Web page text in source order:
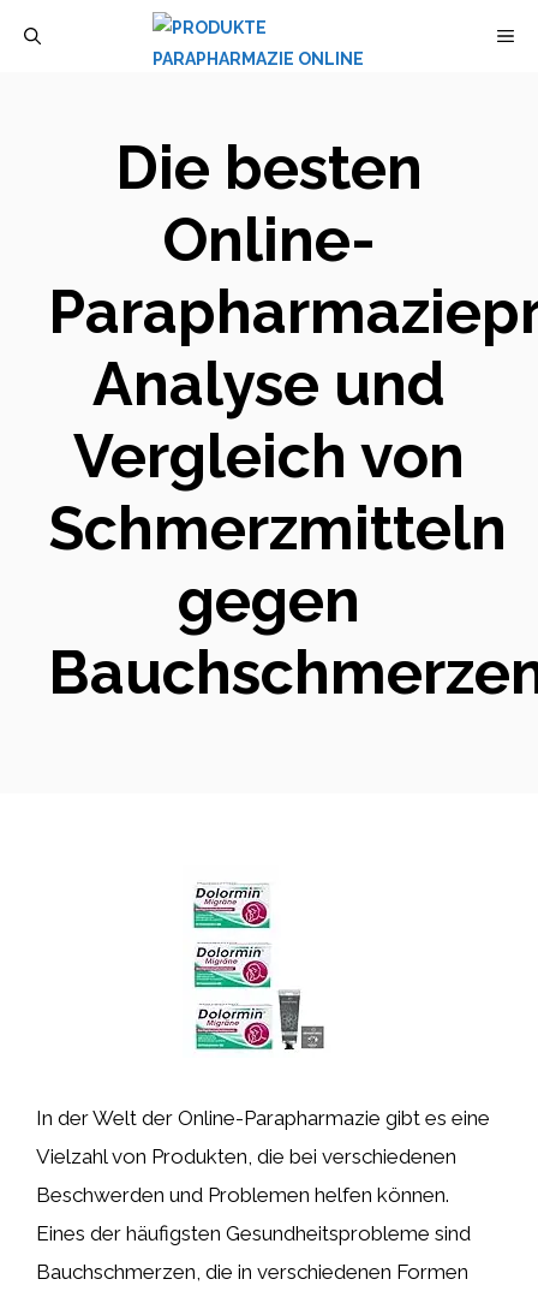
Die besten
Online-
Analyse und
Vergleich von
Schmerzmitteln
gegen
In der Welt der Online-Parapharmazie gibt es eine
Vielzahl von Produkten, die bei verschiedenen
Beschwerden und Problemen helfen können.
Eines der häufigsten Gesundheitsprobleme sind
Bauchschmerzen, die in verschiedenen Formen